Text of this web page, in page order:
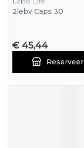
2lebv Caps 30
€ 45,44
Reserveer